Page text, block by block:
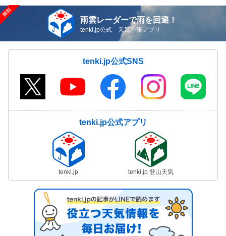
雨雲レーダーで雨を回避！
tenki.jp公式 天気予報アプリ
tenki.jp公式SNS
tenki.jp公式アプリ
tenki.jp tenki.jp 登山天気